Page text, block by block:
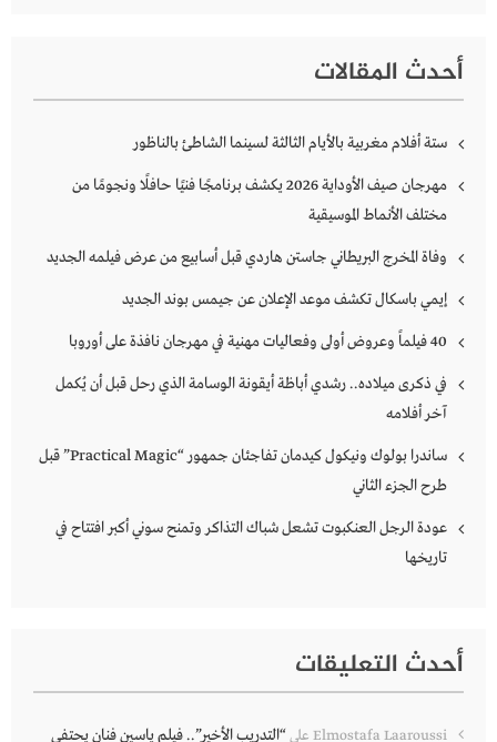
أحدث المقالات
ستة أفلام مغربية بالأيام الثالثة لسينما الشاطئ بالناظور
مهرجان صيف الأوداية 2026 يكشف برنامجًا فنيًا حافلًا ونجومًا من
مختلف الأنماط الموسيقية
وفاة المخرج البريطاني جاستن هاردي قبل أسابيع من عرض فيلمه الجديد
إيمي باسكال تكشف موعد الإعلان عن جيمس بوند الجديد
40 فيلماً وعروض أولى وفعاليات مهنية في مهرجان نافذة على أوروبا
في ذكرى ميلاده.. رشدي أباظة أيقونة الوسامة الذي رحل قبل أن يُكمل
آخر أفلامه
ساندرا بولوك ونيكول كيدمان تفاجئان جمهور “Practical Magic” قبل
طرح الجزء الثاني
عودة الرجل العنكبوت تشعل شباك التذاكر وتمنح سوني أكبر افتتاح في
تاريخها
أحدث التعليقات
Elmostafa Laaroussi على“التدريب الأخير”.. فيلم ياسين فنان يحتفي